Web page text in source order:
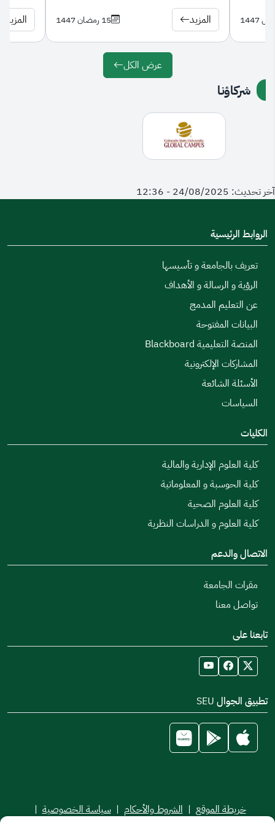
المزيد 15 رمضان 1447 المزيد
عرض الكل
شركاؤنا
آخر تحديث: 24/08/2025 - 12:36
الروابط الرئيسية
تعريف بالجامعة و تأسيسها
الرؤية و الرسالة و الأهداف
عن التعليم المدمج
البيانات المفتوحة
المنصة التعليمية Blackboard
المشاركات الإلكترونية
الأسئلة الشائعة
السياسات
الكليات
كلية العلوم الإدارية والمالية
كلية الحوسبة و المعلوماتية
كلية العلوم الصحية
كلية العلوم و الدراسات النظرية
الاتصال والدعم
مقرات الجامعة
تواصل معنا
تابعنا على
تطبيق الجوال SEU
خريطة الموقع | الشروط والأحكام | سياسة الخصوصية |